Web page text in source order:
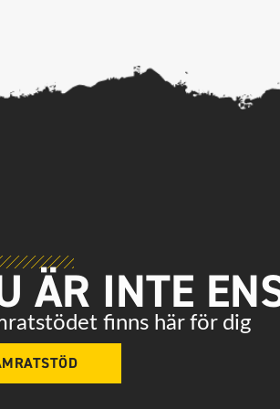
ÄR INTE
finns här för dig